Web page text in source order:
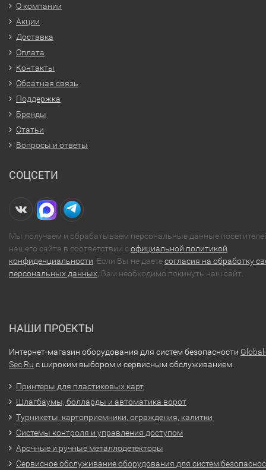
О компании
Акции
Доставка
Оплата
Контакты
Обратная связь
Поддержка
Бренды
Статьи
Вопросы и ответы
СОЦСЕТИ
Мы получаем и обрабатываем персональные данные
нашего сайта в соответствии софициальной политикой
конфиденциальности . Если Вы не даетесогласия на обработку
персональных данных , Вам необходимо покинуть наш сайт.
НАШИ ПРОЕКТЫ
Интернет-магазин оборудования для систем безопасности Global-
Sec.Ru с широким выбором и сервисным обслуживанием.
Принтеры для пластиковых карт
Шлагбаумы, болларды и автоматика ворот
Турникеты, картоприемники, ограждения, калитки
Системы контроля и управления доступом
Арочные и ручные металлодетекторы
Сервисное обслуживание оборудования для систем